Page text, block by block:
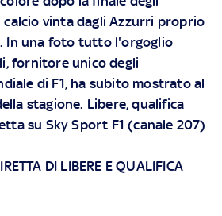
calcio vinta dagli Azzurri proprio
In una foto tutto l'orgoglio
fornitore unico degli
di F1, ha subito mostrato al
stagione. Libere, qualifica
su Sky Sport F1 (canale 207)
DI LIBERE E QUALIFICA